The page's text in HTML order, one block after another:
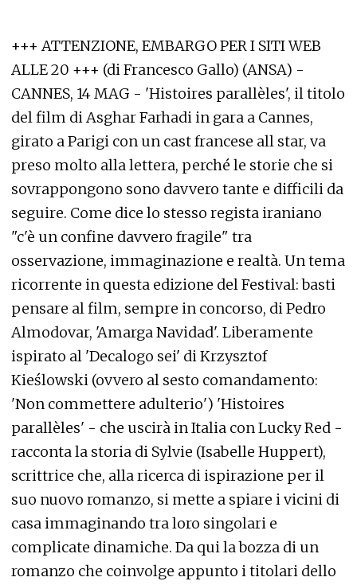
+++ ATTENZIONE, EMBARGO PER I SITI WEB
ALLE 20 +++ (di Francesco Gallo) (ANSA) -
CANNES, 14 MAG - 'Histoires parallèles', il titolo
del film di Asghar Farhadi in gara a Cannes,
girato a Parigi con un cast francese all star, va
preso molto alla lettera, perché le storie che si
sovrappongono sono davvero tante e difficili da
seguire. Come dice lo stesso regista iraniano
"c'è un confine davvero fragile" tra
osservazione, immaginazione e realtà. Un tema
ricorrente in questa edizione del Festival: basti
pensare al film, sempre in concorso, di Pedro
Almodovar, 'Amarga Navidad'. Liberamente
ispirato al 'Decalogo sei' di Krzysztof
Kieślowski (ovvero al sesto comandamento:
'Non commettere adulterio') 'Histoires
parallèles' - che uscirà in Italia con Lucky Red -
racconta la storia di Sylvie (Isabelle Huppert),
scrittrice che, alla ricerca di ispirazione per il
suo nuovo romanzo, si mette a spiare i vicini di
casa immaginando tra loro singolari e
complicate dinamiche. Da qui la bozza di un
romanzo che coinvolge appunto i titolari dello